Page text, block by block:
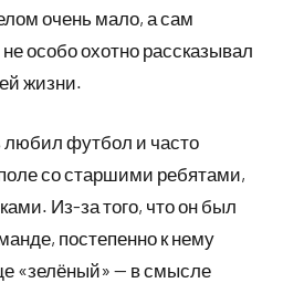
очень мало, а сам
особо охотно рассказывал
жизни.
любил футбол и часто
со старшими ребятами,
Из-за того, что он был
постепенно к нему
«зелёный» — в смысле